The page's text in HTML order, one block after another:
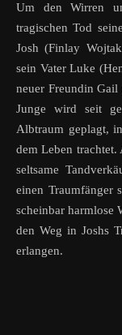
Um den Wirren
tragischen Tod
Josh (Finlay
sein Vater Luke
neuer Freundin
Junge wird seit
Albtraum geplagt,
dem Leben trachtet.
seltsame
einen Traumfänger
scheinbar harmlose
den Weg in Joshs
erlangen.